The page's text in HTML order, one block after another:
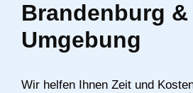
Brandenburg &
Umgebung
Wir helfen Ihnen Zeit und